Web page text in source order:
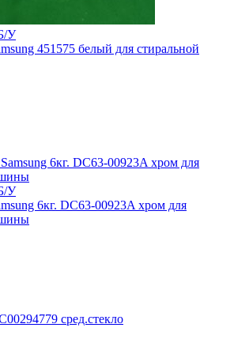
У
451575 белый для стиральной
У
6кг. DC63-00923A хром для